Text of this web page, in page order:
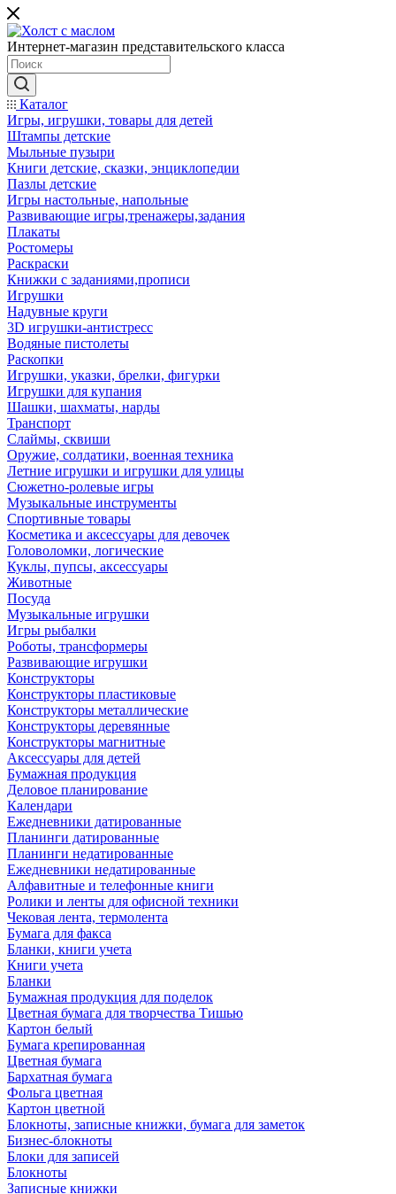
Интернет-магазин представительского класса
Каталог
Игры, игрушки, товары для детей
Штампы детские
Мыльные пузыри
Книги детские, сказки, энциклопедии
Пазлы детские
Игры настольные, напольные
Развивающие игры,тренажеры,задания
Плакаты
Ростомеры
Раскраски
Книжки с заданиями,прописи
Игрушки
Надувные круги
3D игрушки-антистресс
Водяные пистолеты
Раскопки
Игрушки, указки, брелки, фигурки
Игрушки для купания
Шашки, шахматы, нарды
Транспорт
Слаймы, сквиши
Оружие, солдатики, военная техника
Летние игрушки и игрушки для улицы
Сюжетно-ролевые игры
Музыкальные инструменты
Спортивные товары
Косметика и аксессуары для девочек
Головоломки, логические
Куклы, пупсы, аксессуары
Животные
Посуда
Музыкальные игрушки
Игры рыбалки
Роботы, трансформеры
Развивающие игрушки
Конструкторы
Конструкторы пластиковые
Конструкторы металлические
Конструкторы деревянные
Конструкторы магнитные
Аксессуары для детей
Бумажная продукция
Деловое планирование
Календари
Ежедневники датированные
Планинги датированные
Планинги недатированные
Ежедневники недатированные
Алфавитные и телефонные книги
Ролики и ленты для офисной техники
Чековая лента, термолента
Бумага для факса
Бланки, книги учета
Книги учета
Бланки
Бумажная продукция для поделок
Цветная бумага для творчества Тишью
Картон белый
Бумага крепированная
Цветная бумага
Бархатная бумага
Фольга цветная
Картон цветной
Блокноты, записные книжки, бумага для заметок
Бизнес-блокноты
Блоки для записей
Блокноты
Записные книжки